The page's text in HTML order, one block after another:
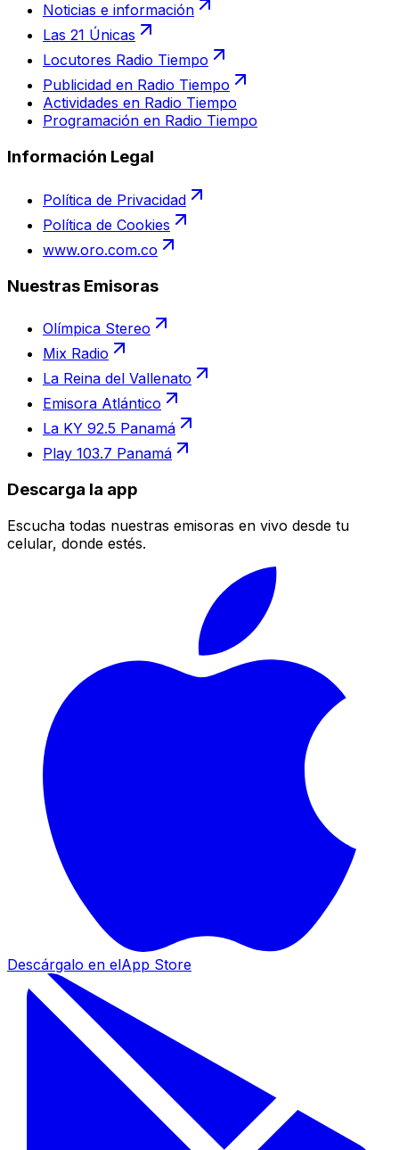
Noticias e información
Las 21 Únicas
Locutores Radio Tiempo
Publicidad en Radio Tiempo
Actividades en Radio Tiempo
Programación en Radio Tiempo
Información Legal
Política de Privacidad
Política de Cookies
www.oro.com.co
Nuestras Emisoras
Olímpica Stereo
Mix Radio
La Reina del Vallenato
Emisora Atlántico
La KY 92.5 Panamá
Play 103.7 Panamá
Descarga la app
Escucha todas nuestras emisoras en vivo desde tu
celular, donde estés.
Descárgalo en elApp Store